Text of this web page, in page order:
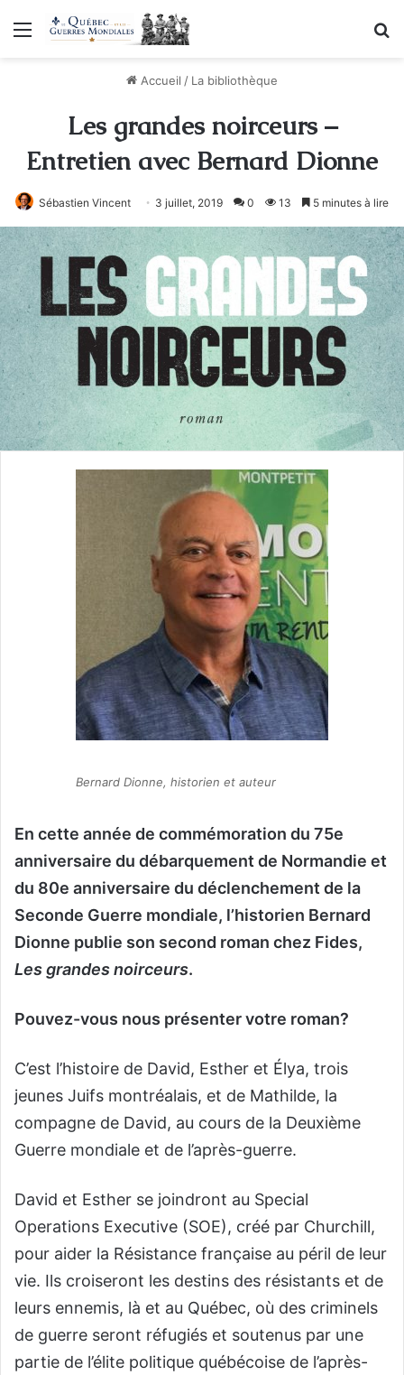
Menu
Accueil / La bibliothèque
Les grandes noirceurs –
Entretien avec Bernard Dionne
Sébastien Vincent 3 juillet, 2019 0 13 5 minutes à lire
Bernard Dionne, historien et auteur
En cette année de commémoration du 75e
anniversaire du débarquement de Normandie et
du 80e anniversaire du déclenchement de la
Seconde Guerre mondiale, l’historien Bernard
Dionne publie son second roman chez Fides,
Les grandes noirceurs.
Pouvez-vous nous présenter votre roman?
C’est l’histoire de David, Esther et Élya, trois
jeunes Juifs montréalais, et de Mathilde, la
compagne de David, au cours de la Deuxième
Guerre mondiale et de l’après-guerre.
David et Esther se joindront au Special
Operations Executive (SOE), créé par Churchill,
pour aider la Résistance française au péril de leur
vie. Ils croiseront les destins des résistants et de
leurs ennemis, là et au Québec, où des criminels
de guerre seront réfugiés et soutenus par une
partie de l’élite politique québécoise de l’après-